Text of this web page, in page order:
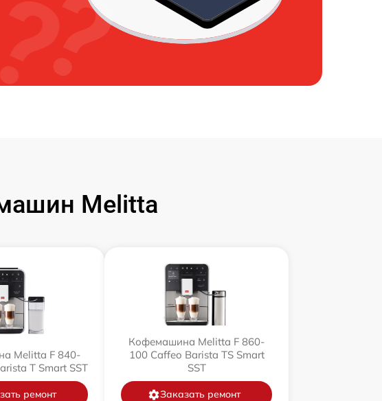
Melitta
Melitta F 840-
T Smart SST
ремонт
Кофемашина Melitta F 860-
100 Caffeo Barista TS Smart
SST
Заказать ремонт